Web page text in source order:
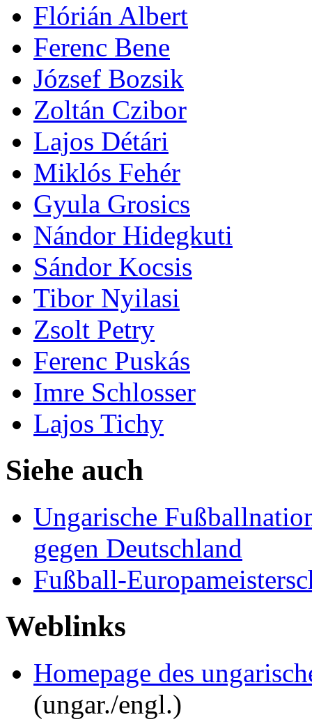
Flórián Albert
Ferenc Bene
József Bozsik
Zoltán Czibor
Lajos Détári
Miklós Fehér
Gyula Grosics
Nándor Hidegkuti
Sándor Kocsis
Tibor Nyilasi
Zsolt Petry
Ferenc Puskás
Imre Schlosser
Lajos Tichy
Siehe auch
Ungarische
gegen Deutschland
Fußball-
Weblinks
Homepage des
(ungar./engl.)